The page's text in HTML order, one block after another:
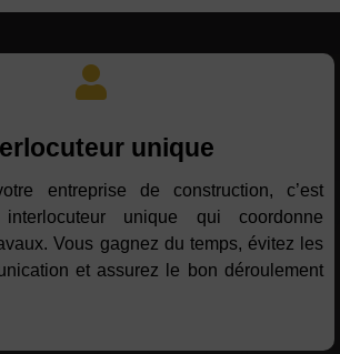
unique
entreprise de construction, c’est
interlocuteur unique qui coordonne
Vous gagnez du temps, évitez les
et assurez le bon déroulement